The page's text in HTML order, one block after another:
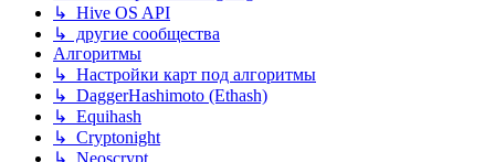
↳ Hive OS API
↳ другие сообщества
Алгоритмы
↳ Настройки карт под алгоритмы
↳ DaggerHashimoto (Ethash)
↳ Equihash
↳ Cryptonight
↳ Neoscrypt